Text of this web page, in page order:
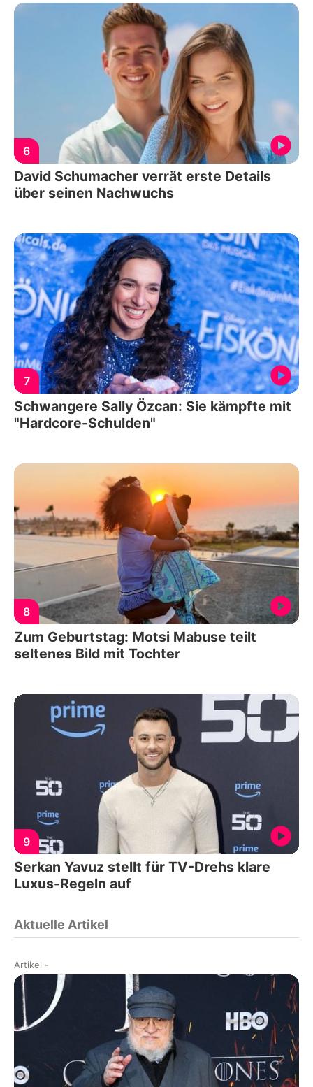
6
David Schumacher verrät erste Details
über seinen Nachwuchs
7
Schwangere Sally Özcan: Sie kämpfte mit
"Hardcore-Schulden"
8
Zum Geburtstag: Motsi Mabuse teilt
seltenes Bild mit Tochter
9
Serkan Yavuz stellt für TV-Drehs klare
Luxus-Regeln auf
Aktuelle Artikel
Artikel -